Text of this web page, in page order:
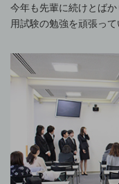
今年も先輩に続けとば
用試験の勉強を頑張って